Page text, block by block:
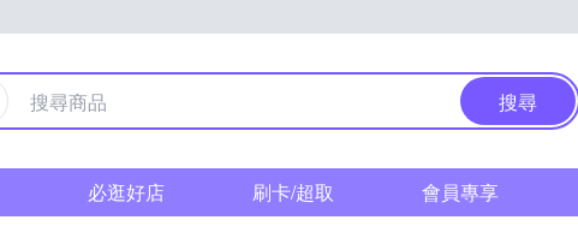
搜尋
必逛好店 刷卡/超取 會員專享